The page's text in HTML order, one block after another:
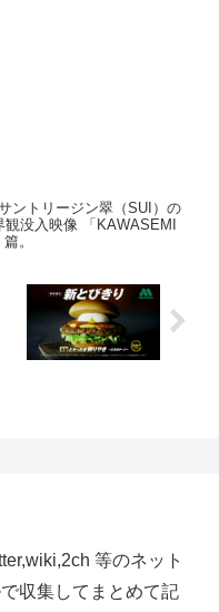
ントリージン翠（SUI）の
。
等のネット
収集してまとめて記